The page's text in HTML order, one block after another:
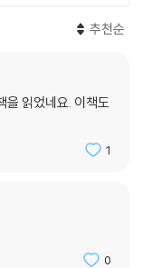
날짜에 집착한다. 『완
.
『번역은 내 운명』이
인정받았고, 중앙일간
빠져들었다고 말한
추천순
을 읽었네요. 이책도
1
0